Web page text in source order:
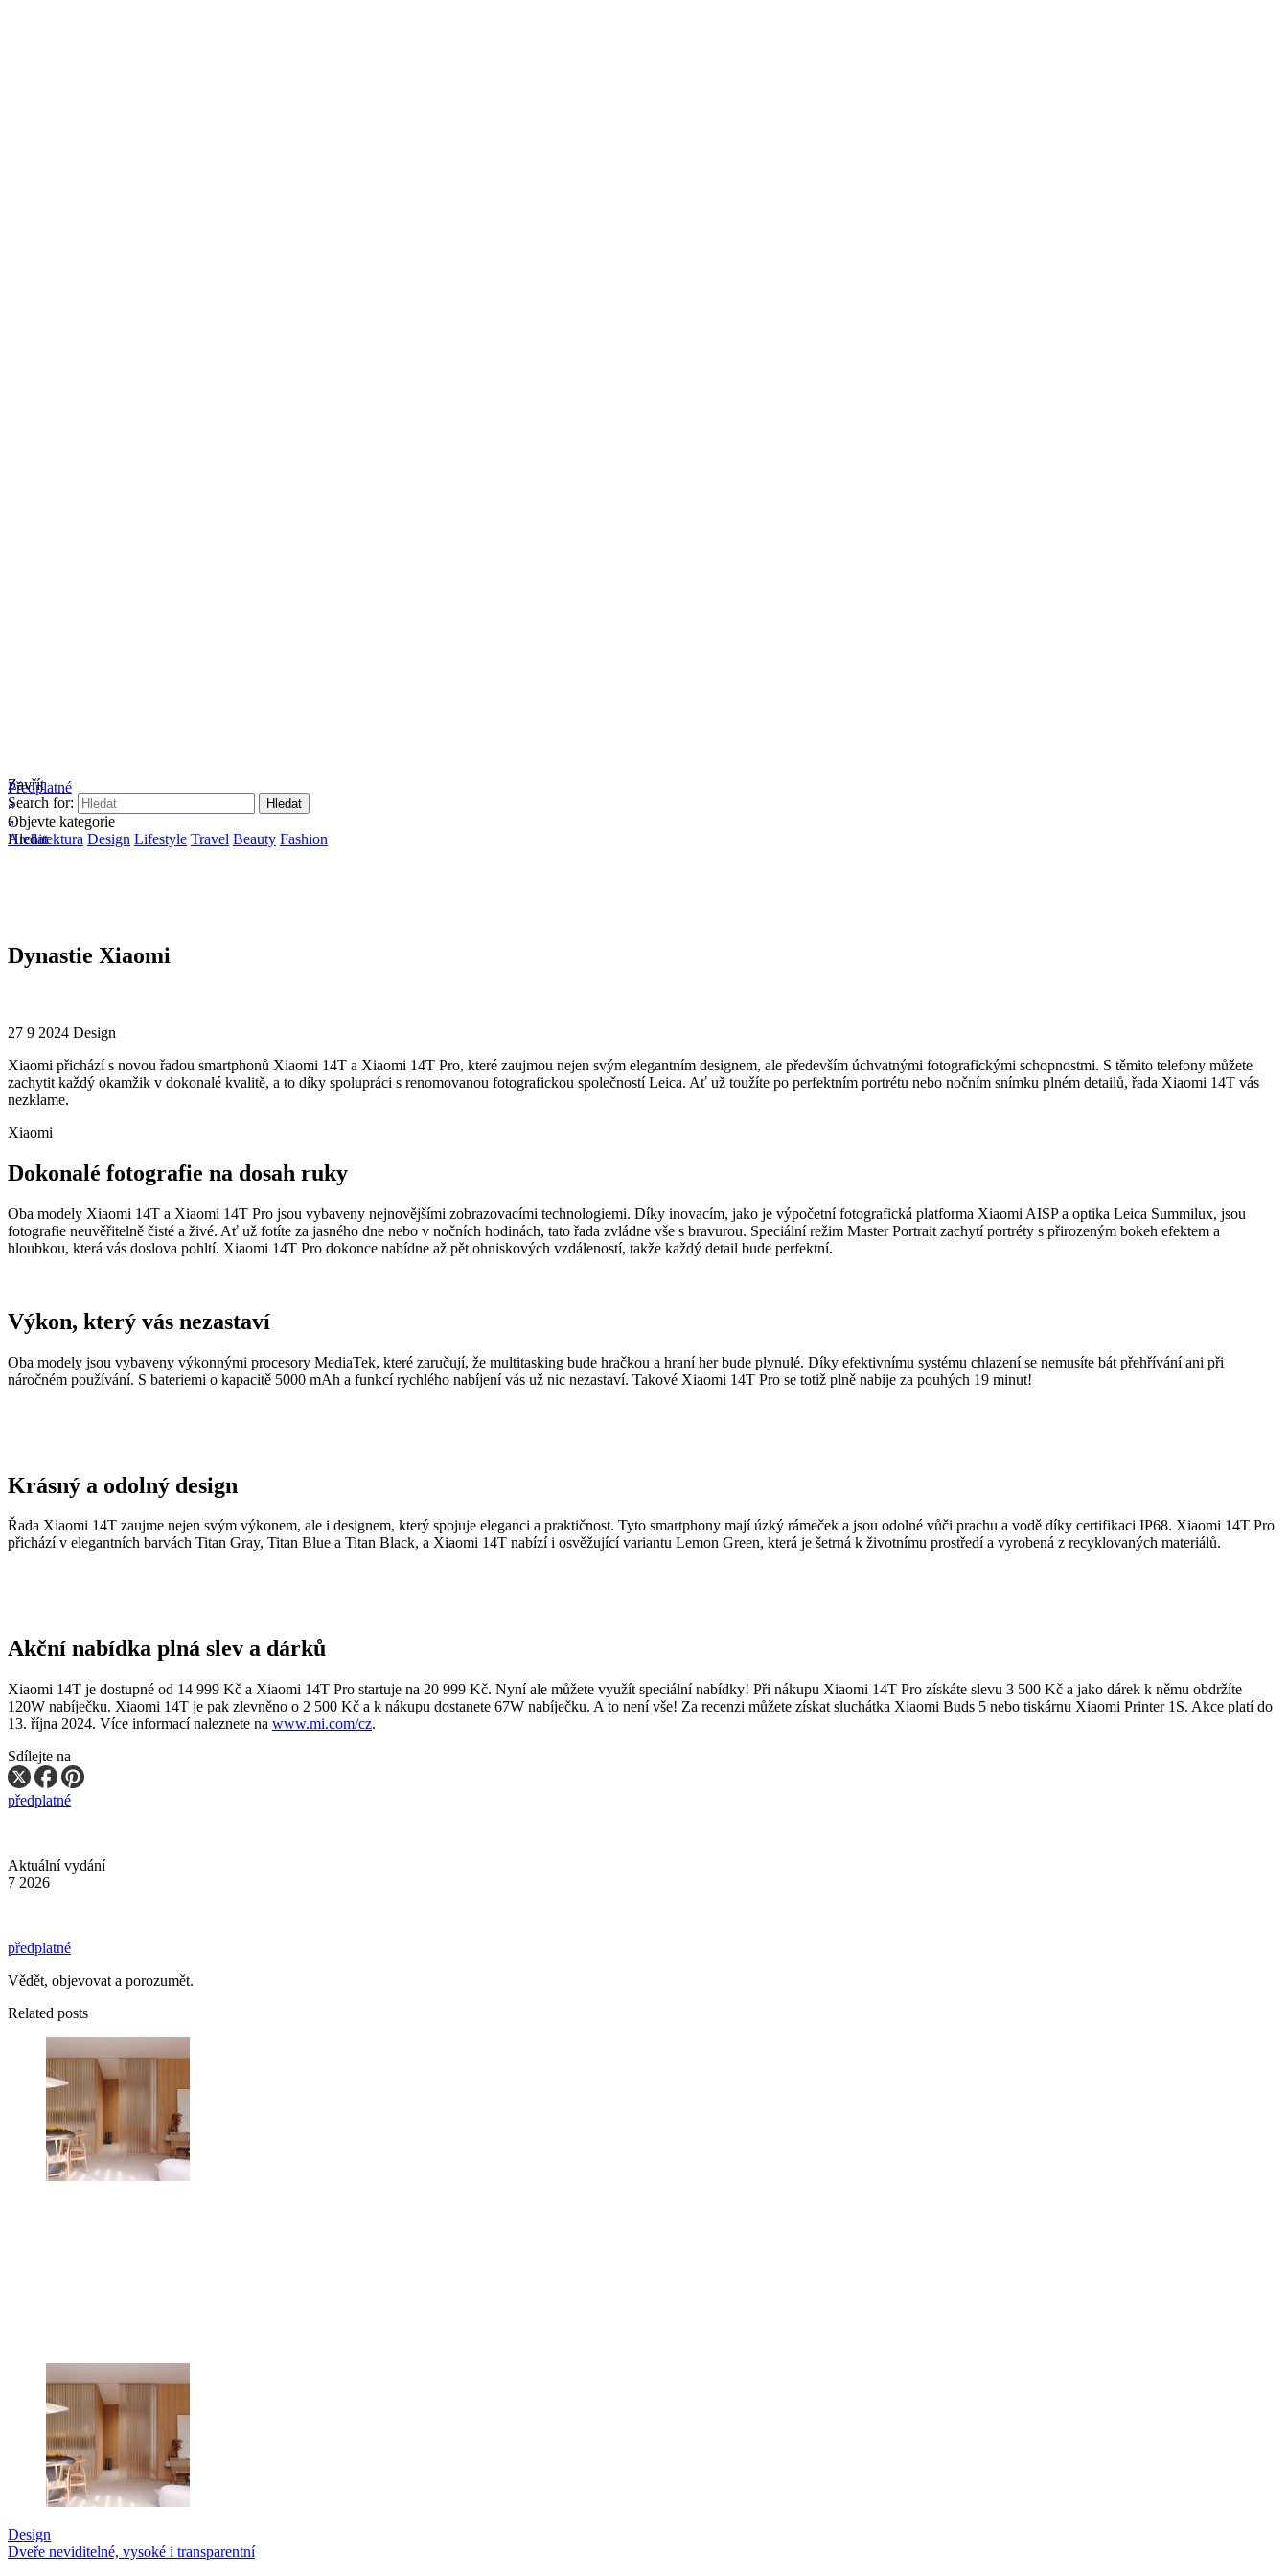
Předplatné
Hledat
Zavřít
Search for:
Objevte kategorie
Architektura Design Lifestyle Travel Beauty Fashion
Dynastie Xiaomi
27 9 2024 Design
Xiaomi přichází s novou řadou smartphonů Xiaomi 14T a Xiaomi 14T Pro, které zaujmou nejen svým elegantním designem, ale především úchvatnými fotografickými schopnostmi. S těmito telefony můžete
zachytit každý okamžik v dokonalé kvalitě, a to díky spolupráci s renomovanou fotografickou společností Leica. Ať už toužíte po perfektním portrétu nebo nočním snímku plném detailů, řada Xiaomi 14T vás
nezklame.
Xiaomi
Dokonalé fotografie na dosah ruky
Oba modely Xiaomi 14T a Xiaomi 14T Pro jsou vybaveny nejnovějšími zobrazovacími technologiemi. Díky inovacím, jako je výpočetní fotografická platforma Xiaomi AISP a optika Leica Summilux, jsou
fotografie neuvěřitelně čisté a živé. Ať už fotíte za jasného dne nebo v nočních hodinách, tato řada zvládne vše s bravurou. Speciální režim Master Portrait zachytí portréty s přirozeným bokeh efektem a
hloubkou, která vás doslova pohltí. Xiaomi 14T Pro dokonce nabídne až pět ohniskových vzdáleností, takže každý detail bude perfektní.
Výkon, který vás nezastaví
Oba modely jsou vybaveny výkonnými procesory MediaTek, které zaručují, že multitasking bude hračkou a hraní her bude plynulé. Díky efektivnímu systému chlazení se nemusíte bát přehřívání ani při
náročném používání. S bateriemi o kapacitě 5000 mAh a funkcí rychlého nabíjení vás už nic nezastaví. Takové Xiaomi 14T Pro se totiž plně nabije za pouhých 19 minut!
Krásný a odolný design
Řada Xiaomi 14T zaujme nejen svým výkonem, ale i designem, který spojuje eleganci a praktičnost. Tyto smartphony mají úzký rámeček a jsou odolné vůči prachu a vodě díky certifikaci IP68. Xiaomi 14T Pro
přichází v elegantních barvách Titan Gray, Titan Blue a Titan Black, a Xiaomi 14T nabízí i osvěžující variantu Lemon Green, která je šetrná k životnímu prostředí a vyrobená z recyklovaných materiálů.
Akční nabídka plná slev a dárků
Xiaomi 14T je dostupné od 14 999 Kč a Xiaomi 14T Pro startuje na 20 999 Kč. Nyní ale můžete využít speciální nabídky! Při nákupu Xiaomi 14T Pro získáte slevu 3 500 Kč a jako dárek k němu obdržíte
120W nabíječku. Xiaomi 14T je pak zlevněno o 2 500 Kč a k nákupu dostanete 67W nabíječku. A to není vše! Za recenzi můžete získat sluchátka Xiaomi Buds 5 nebo tiskárnu Xiaomi Printer 1S. Akce platí do
13. října 2024. Více informací naleznete na www.mi.com/cz.
Sdílejte na
předplatné
Aktuální vydání
7 2026
předplatné
Vědět, objevovat a porozumět.
Related posts
Design
Dveře neviditelné, vysoké i transparentní